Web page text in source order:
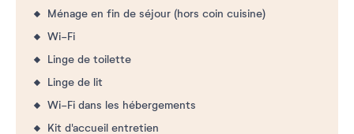
Ménage en fin de séjour (hors coin cuisine)
Wi-Fi
Linge de toilette
Linge de lit
Wi-Fi dans les hébergements
Kit d'accueil entretien